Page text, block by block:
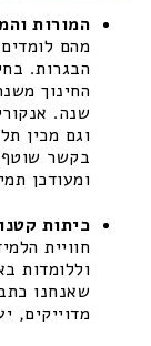
המורות
מהם
הבגרות.
החינוך
שנה.
וגם מכין
בקשר שוטף
ומעודכן
כיתות
חוויית
וללומדות
שאנחנו
מדוייקים,